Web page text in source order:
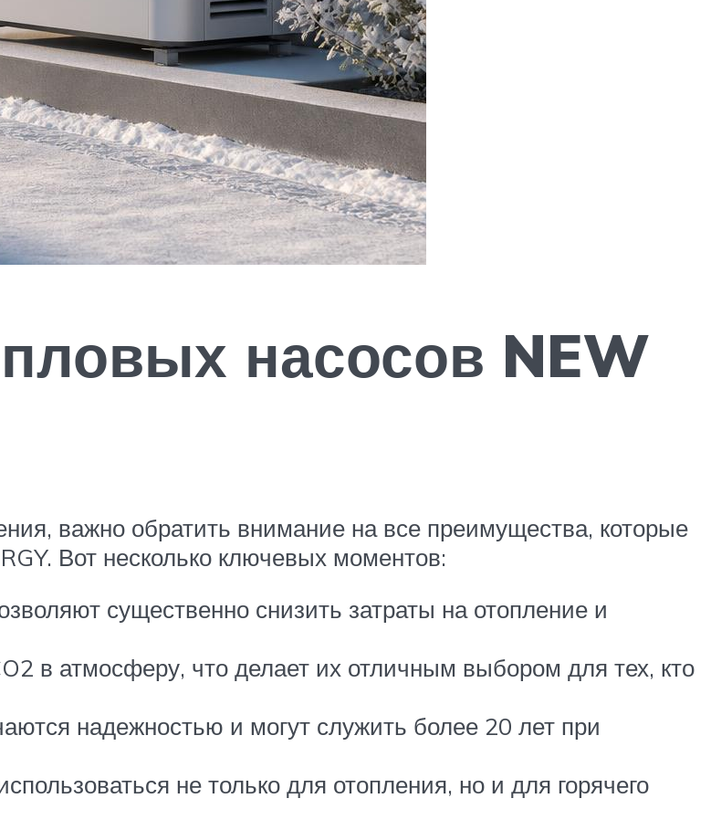
насосов NEW
важно обратить внимание на все преимущества, которые
Вот несколько ключевых моментов:
существенно снизить затраты на отопление и
в атмосферу, что делает их отличным выбором для тех, кто
надежностью и могут служить более 20 лет при
не только для отопления, но и для горячего